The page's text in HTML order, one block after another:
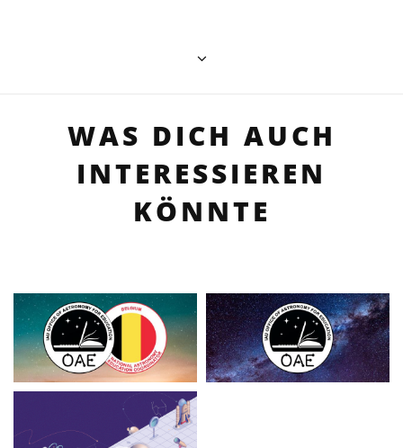
WAS DICH AUCH
INTERESSIEREN
KÖNNTE